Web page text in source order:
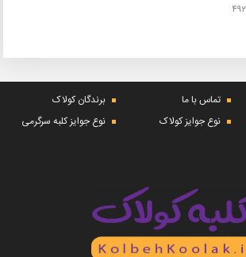
تماس با ما
برندگان کولاک
نوع جوایز کولاک
نوع جوایز کلبه سرگرمی